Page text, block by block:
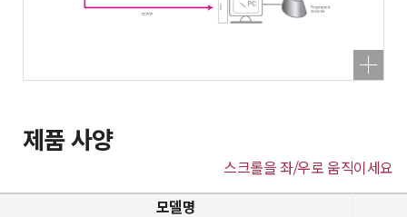
제품 사양
스크롤을 좌/우로 움직이세요
모델명